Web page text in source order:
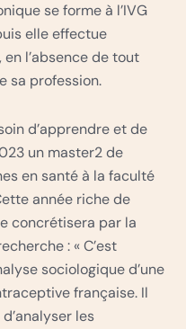
se forme à l’IVG
elle effectue
l’absence de tout
sa profession.
d’apprendre et de
un master2 de
en santé à la faculté
année riche de
concrétisera par la
: « C’est
sociologique d’une
française. Il
les